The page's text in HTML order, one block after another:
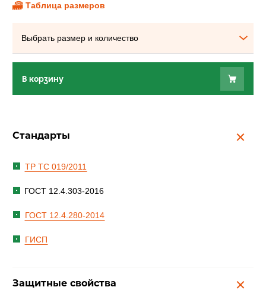
Таблица размеров
Выбрать размер и количество
В корзину
Стандарты
ТР ТС 019/2011
ГОСТ 12.4.303-2016
ГОСТ 12.4.280-2014
ГИСП
Защитные свойства